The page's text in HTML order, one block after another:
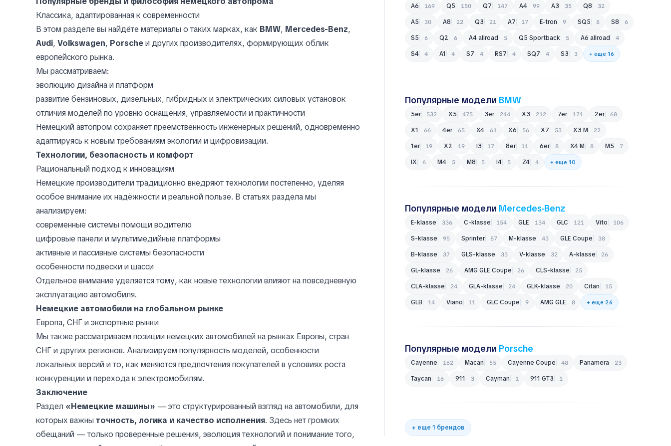
Классика, адаптированная к современности
В этом разделе вы найдёте материалы о таких марках, как BMW, Mercedes-Benz,
Audi, Volkswagen, Porscheи других производителях, формирующих облик
европейского рынка.
Мы рассматриваем:
эволюцию дизайна и платформ
развитие бензиновых, дизельных, гибридных и электрических силовых установок
отличия моделей по уровню оснащения, управляемости и практичности
Немецкий автопром сохраняет преемственность инженерных решений, одновременно
адаптируясь к новым требованиям экологии и цифровизации.
Технологии, безопасность и комфорт
Рациональный подход к инновациям
Немецкие производители традиционно внедряют технологии постепенно, уделяя
особое внимание их надёжности и реальной пользе. В статьях раздела мы
анализируем:
современные системы помощи водителю
цифровые панели и мультимедийные платформы
активные и пассивные системы безопасности
особенности подвески и шасси
Отдельное внимание уделяется тому, как новые технологии влияют на повседневную
эксплуатацию автомобиля.
Немецкие автомобили на глобальном рынке
Европа, СНГ и экспортные рынки
Мы также рассматриваем позиции немецких автомобилей на рынках Европы, стран
СНГ и других регионов. Анализируем популярность моделей, особенности
локальных версий и то, как меняются предпочтения покупателей в условиях роста
конкуренции и перехода к электромобилям.
Заключение
Раздел «Немецкие машины» — это структурированный взгляд на автомобили, для
которых важны точность, логика и качество исполнения. Здесь нет громких
обещаний — только проверенные решения, эволюция технологий и понимание того,
A6 169 Q5 150 Q7 147 A4 99 A3 35 Q8 32
A5 30 A8 22 Q3 21 A7 17 e-tron 9 SQ5 8 S8 6
S5 6 Q2 6 A4 allroad 5 Q5 Sportback 5 A6 allroad 4
S4 4 A1 4 S7 4 RS7 4 SQ7 4 S3 3 + еще 16
Популярные модели BMW
5er 532 X5 475 3er 244 X3 212 7er 171 2er 68
X1 66 4er 65 X4 61 X6 56 X7 53 X3 M 22
1er 19 X2 19 i3 17 8er 11 6er 8 X4 M 8 M5 7
iX 6 M4 5 M8 5 i4 5 Z4 4 + еще 10
Популярные модели Mercedes-Benz
E-klasse 336 C-klasse 154 GLE 134 GLC 121 Vito 106
S-klasse 95 Sprinter 87 M-klasse 43 GLE Coupe 38
B-klasse 37 GLS-klasse 33 V-klasse 32 A-klasse 26
GL-klasse 26 AMG GLE Coupe 26 CLS-klasse 25
CLA-klasse 24 GLA-klasse 24 GLK-klasse 20 Citan 15
GLB 14 Viano 11 GLC Coupe 9 AMG GLE 8 + еще 26
Популярные модели Porsche
Cayenne 162 Macan 55 Cayenne Coupe 48 Panamera 23
Taycan 16 911 3 Cayman 1 911 GT3 1
+ еще 1 брендов